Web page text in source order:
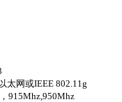
太网或IEEE 802.11g
915Mhz,950Mhz